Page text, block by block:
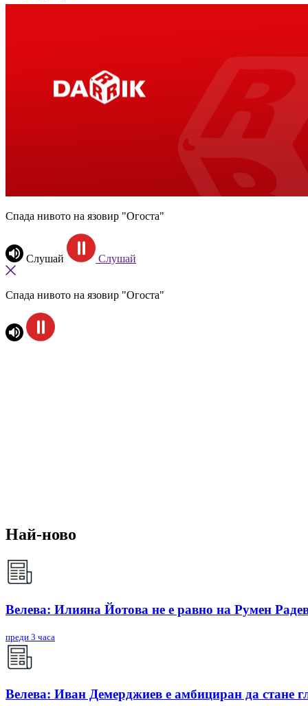
Спада нивото на язовир "Огоста"
Слушай Слушай
Спада нивото на язовир "Огоста"
Най-ново
Велева: Илияна Йотова не е равно на Румен
преди 3 часа
Велева: Иван Демерджиев е амбициран да стане